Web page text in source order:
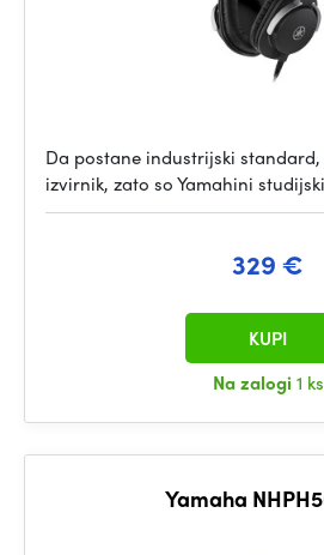
Da postane industrijski
izvirnik, zato so Yamahini studijski
329 €
Na zalogi 1 ks
KUPI
Yamaha